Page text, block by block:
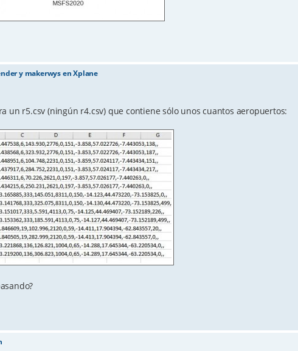
y makerwys en Xplane
un r5.csv (ningún r4.csv) que contiene sólo unos cuantos aeropuertos: